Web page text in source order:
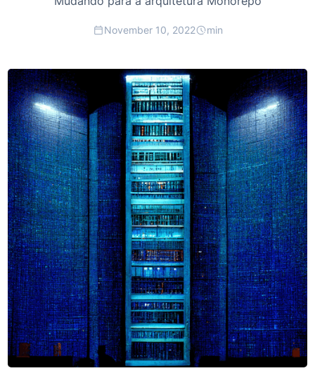
November 10, 2022 min